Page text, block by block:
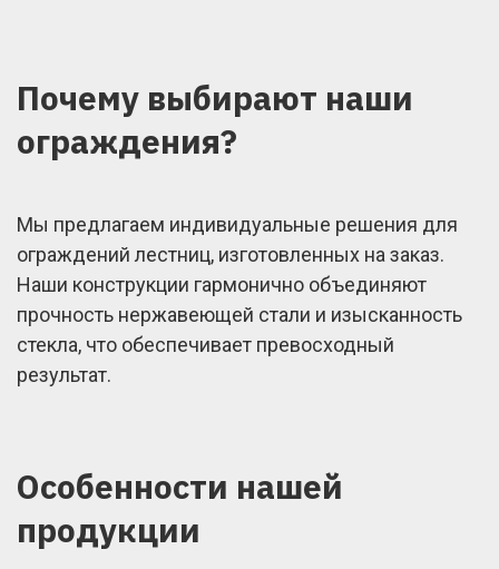
Почему выбирают наши
ограждения?
Мы предлагаем индивидуальные решения для
ограждений лестниц, изготовленных на заказ.
Наши конструкции гармонично объединяют
прочность нержавеющей стали и изысканность
стекла, что обеспечивает превосходный
результат.
Особенности нашей
продукции